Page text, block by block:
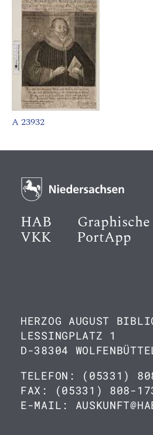
A 23932
HAB
VKK PortApp
HERZOG AUGUST
LESSINGPLATZ 1
D-38304
TELEFON: (05331)
FAX: (05331) 808-
E-MAIL: